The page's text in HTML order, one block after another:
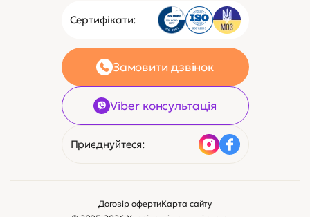
Сертифікати:
Замовити дзвінок
Viber консультація
Приєднуйтеся:
Договір офертиКарта сайту